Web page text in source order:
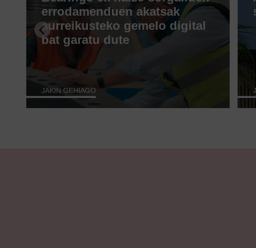
errodamenduen akatsak
aurreikusteko gemelo digital
bat garatu dute
JAKIN GEHIAGO